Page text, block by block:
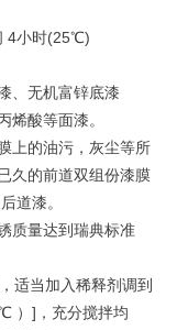
小时(25℃)
、无机富锌底漆
烯酸等面漆。
上的油污，灰尘等所
久的前道双组份漆膜
道漆。
量达到瑞典标准
适当加入稀释剂调到
）]，充分搅拌均